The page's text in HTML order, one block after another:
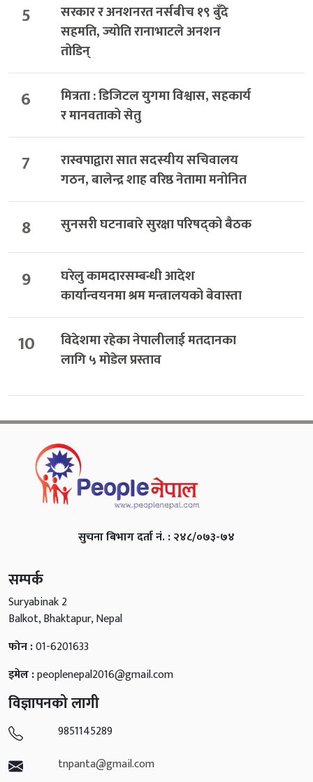
5
सरकार र अनशनरत नर्सबीच १९ बुँदे
सहमति, ज्योति रानाभाटले अनशन
तोडिन्
6
मित्रता : डिजिटल युगमा विश्वास, सहकार्य
र मानवताको सेतु
7
रास्वपाद्वारा सात सदस्यीय सचिवालय
गठन, बालेन्द्र शाह वरिष्ठ नेतामा मनोनित
8 सुनसरी घटनाबारे सुरक्षा परिषद्को बैठक
9
घरेलु कामदारसम्बन्धी आदेश
कार्यान्वयनमा श्रम मन्त्रालयको बेवास्ता
10
विदेशमा रहेका नेपालीलाई मतदानका
लागि ५ मोडेल प्रस्ताव
सुचना बिभाग दर्ता नं. : २४८/०७३-७४
सम्पर्क
Suryabinak 2
Balkot, Bhaktapur, Nepal
फोन :01-6201633
इमेल :peoplenepal2016@gmail.com
विज्ञापनको लागी
9851145289
tnpanta@gmail.com